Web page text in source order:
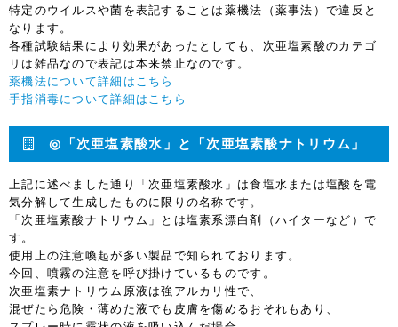
特定のウイルスや菌を表記することは薬機法（薬事法）で違反と
なります。
各種試験結果により効果があったとしても、次亜塩素酸のカテゴ
リは雑品なので表記は本来禁止なのです。
薬機法について詳細はこちら
手指消毒について詳細はこちら
◎「次亜塩素酸水」と「次亜塩素酸ナトリウム」
上記に述べました通り「次亜塩素酸水」は食塩水または塩酸を電
気分解して生成したものに限りの名称です。
「次亜塩素酸ナトリウム」とは塩素系漂白剤（ハイターなど）で
す。
使用上の注意喚起が多い製品で知られております。
今回、噴霧の注意を呼び掛けているものです。
次亜塩素ナトリウム原液は強アルカリ性で、
混ぜたら危険・薄めた液でも皮膚を傷めるおそれもあり、